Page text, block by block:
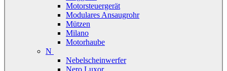
Motorsteuergerät
Modulares Ansaugrohr
Mützen
Milano
Motorhaube
N
Nebelscheinwerfer
Nero Luxor